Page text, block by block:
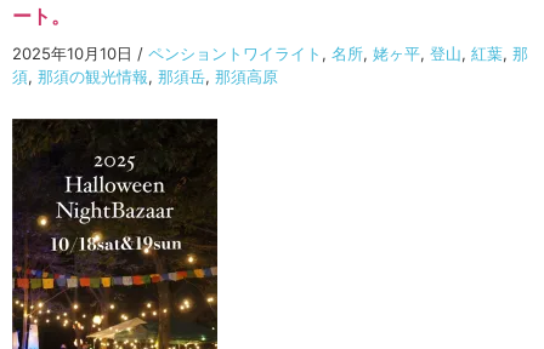
ート。
2025年10月10日 / ペンショントワイライト , 名所, 姥ヶ平, 登山, 紅葉, 那
須, 那須の観光情報, 那須岳, 那須高原